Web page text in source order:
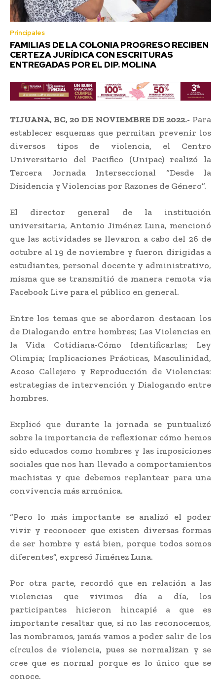
Principales
FAMILIAS DE LA COLONIA PROGRESO RECIBEN
CERTEZA JURÍDICA CON ESCRITURAS
ENTREGADAS POR EL DIP. MOLINA
TIJUANA, BC, 20 DE NOVIEMBRE DE 2022.- Para
establecer esquemas que permitan prevenir los
diversos tipos de violencia, el Centro
Universitario del Pacifico (Unipac) realizó la
Tercera Jornada Interseccional “Desde la
Disidencia y Violencias por Razones de Género”.
El director general de la institución
universitaria, Antonio Jiménez Luna, mencionó
que las actividades se llevaron a cabo del 26 de
octubre al 19 de noviembre y fueron dirigidas a
estudiantes, personal docente y administrativo,
misma que se transmitió de manera remota vía
Facebook Live para el público en general.
Entre los temas que se abordaron destacan los
de Dialogando entre hombres; Las Violencias en
la Vida Cotidiana-Cómo Identificarlas; Ley
Olimpia; Implicaciones Prácticas, Masculinidad,
Acoso Callejero y Reproducción de Violencias:
estrategias de intervención y Dialogando entre
hombres.
Explicó que durante la jornada se puntualizó
sobre la importancia de reflexionar cómo hemos
sido educados como hombres y las imposiciones
sociales que nos han llevado a comportamientos
machistas y que debemos replantear para una
convivencia más armónica.
“Pero lo más importante se analizó el poder
vivir y reconocer que existen diversas formas
de ser hombre y está bien, porque todos somos
diferentes”, expresó Jiménez Luna.
Por otra parte, recordó que en relación a las
violencias que vivimos día a día, los
participantes hicieron hincapié a que es
importante resaltar que, si no las reconocemos,
las nombramos, jamás vamos a poder salir de los
círculos de violencia, pues se normalizan y se
cree que es normal porque es lo único que se
conoce.